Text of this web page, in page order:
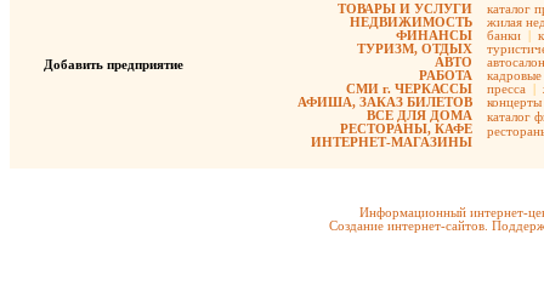
Добавить предприятие
ТОВАРЫ И УСЛУГИ
НЕДВИЖИМОСТЬ
ФИНАНСЫ
ТУРИЗМ, ОТДЫХ
АВТО
РАБОТА
СМИ г. ЧЕРКАССЫ
АФИША, ЗАКАЗ БИЛЕТОВ
ВСЕ ДЛЯ ДОМА
РЕСТОРАНЫ, КАФЕ
ИНТЕРНЕТ-МАГАЗИНЫ
каталог
жилая
банки |
кадровые
пресса |
концерты
каталог
Информационный интернет-
Создание интернет-сайтов.